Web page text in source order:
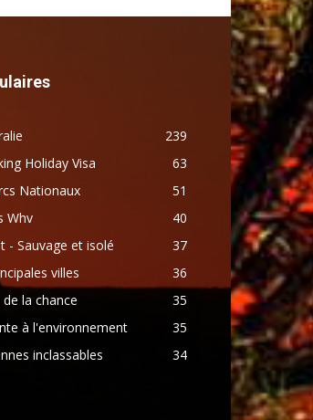
239
Holiday Visa
63
Nationaux
51
Whv
40
- Sauvage et isolé
37
villes
36
la chance
35
à l'environnement
35
inclassables
34